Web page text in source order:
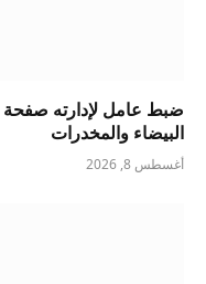
ضبط عامل لإدارته صفحة
البيضاء والمخدرات
أغسطس 8, 2026